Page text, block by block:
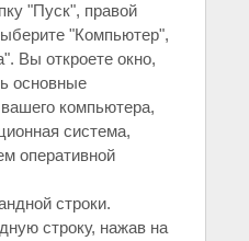
"Пуск", правой
"Компьютер",
Вы откроете окно,
основные
компьютера,
система,
оперативной
строки.
строку, нажав на